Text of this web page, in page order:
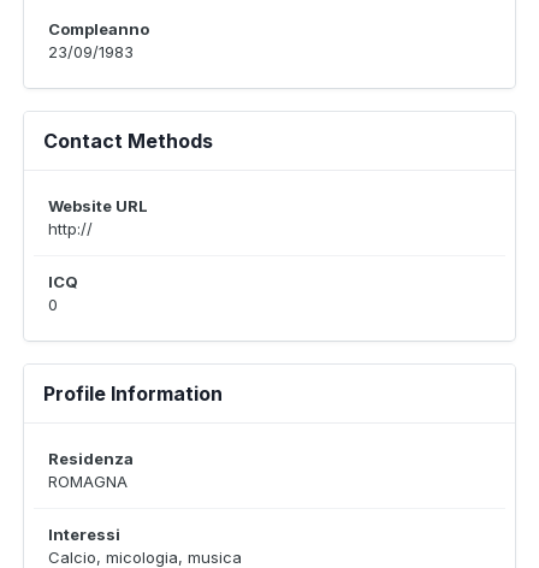
Compleanno
23/09/1983
Contact Methods
Website URL
http://
ICQ
0
Profile Information
Residenza
ROMAGNA
Interessi
Calcio, micologia, musica